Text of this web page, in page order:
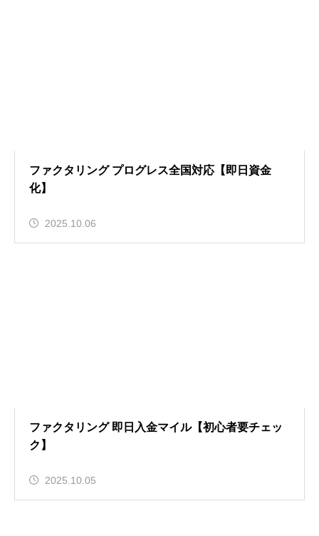
ファクタリング プログレス全国対応【即日資金
化】
2025.10.06
ファクタリング 即日入金マイル【初心者要チェッ
ク】
2025.10.05